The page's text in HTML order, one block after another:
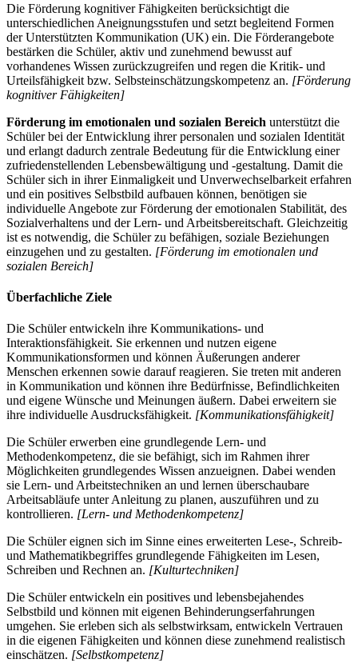
Die Förderung kognitiver Fähigkeiten berücksichtigt die
unterschiedlichen Aneignungsstufen und setzt begleitend Formen
der Unterstützten Kommunikation (UK) ein. Die Förderangebote
bestärken die Schüler, aktiv und zunehmend bewusst auf
vorhandenes Wissen zurückzugreifen und regen die Kritik- und
Urteilsfähigkeit bzw. Selbsteinschätzungskompetenz an. [Förderung
kognitiver Fähigkeiten]
Förderung im emotionalen und sozialen Bereich unterstützt die
Schüler bei der Entwicklung ihrer personalen und sozialen Identität
und erlangt dadurch zentrale Bedeutung für die Entwicklung einer
zufriedenstellenden Lebensbewältigung und -gestaltung. Damit die
Schüler sich in ihrer Einmaligkeit und Unverwechselbarkeit erfahren
und ein positives Selbstbild aufbauen können, benötigen sie
individuelle Angebote zur Förderung der emotionalen Stabilität, des
Sozialverhaltens und der Lern- und Arbeitsbereitschaft. Gleichzeitig
ist es notwendig, die Schüler zu befähigen, soziale Beziehungen
einzugehen und zu gestalten. [Förderung im emotionalen und
sozialen Bereich]
Überfachliche Ziele
Die Schüler entwickeln ihre Kommunikations- und
Interaktionsfähigkeit. Sie erkennen und nutzen eigene
Kommunikationsformen und können Äußerungen anderer
Menschen erkennen sowie darauf reagieren. Sie treten mit anderen
in Kommunikation und können ihre Bedürfnisse, Befindlichkeiten
und eigene Wünsche und Meinungen äußern. Dabei erweitern sie
ihre individuelle Ausdrucksfähigkeit. [Kommunikationsfähigkeit]
Die Schüler erwerben eine grundlegende Lern- und
Methodenkompetenz, die sie befähigt, sich im Rahmen ihrer
Möglichkeiten grundlegendes Wissen anzueignen. Dabei wenden
sie Lern- und Arbeitstechniken an und lernen überschaubare
Arbeitsabläufe unter Anleitung zu planen, auszuführen und zu
kontrollieren. [Lern- und Methodenkompetenz]
Die Schüler eignen sich im Sinne eines erweiterten Lese-, Schreib-
und Mathematikbegriffes grundlegende Fähigkeiten im Lesen,
Schreiben und Rechnen an. [Kulturtechniken]
Die Schüler entwickeln ein positives und lebensbejahendes
Selbstbild und können mit eigenen Behinderungserfahrungen
umgehen. Sie erleben sich als selbstwirksam, entwickeln Vertrauen
in die eigenen Fähigkeiten und können diese zunehmend realistisch
einschätzen. [Selbstkompetenz]